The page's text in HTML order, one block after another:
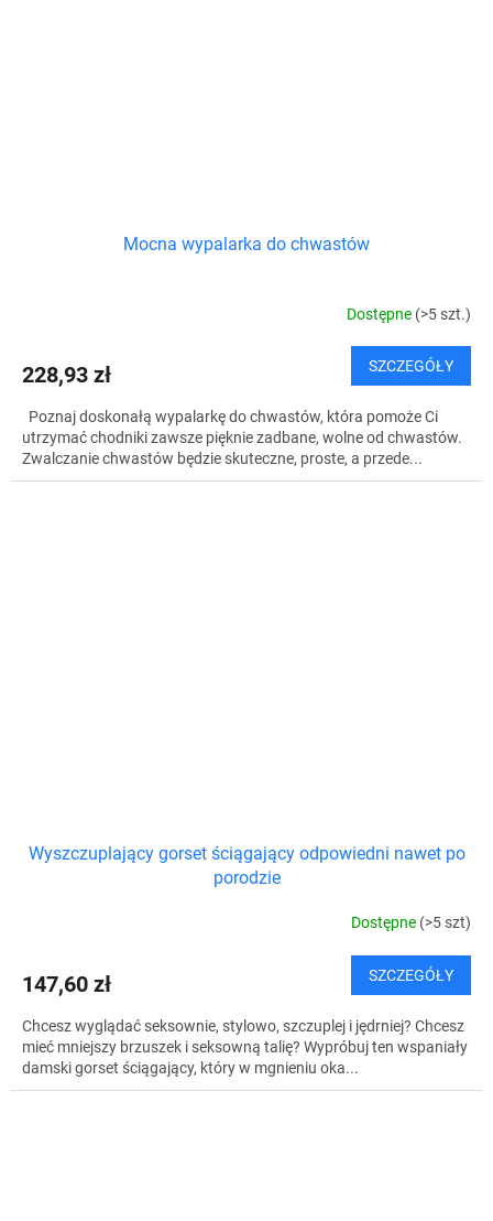
Mocna wypalarka do chwastów
Dostępne (>5 szt.)
228,93 zł SZCZEGÓŁY
Poznaj doskonałą wypalarkę do chwastów, która pomoże Ci
utrzymać chodniki zawsze pięknie zadbane, wolne od chwastów.
Zwalczanie chwastów będzie skuteczne, proste, a przede...
Wyszczuplający gorset ściągający odpowiedni nawet po
porodzie
Dostępne (>5 szt)
147,60 zł SZCZEGÓŁY
Chcesz wyglądać seksownie, stylowo, szczuplej i jędrniej? Chcesz
mieć mniejszy brzuszek i seksowną talię? Wypróbuj ten wspaniały
damski gorset ściągający, który w mgnieniu oka...